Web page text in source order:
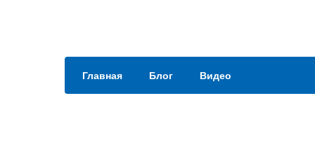
Главная Блог Видео